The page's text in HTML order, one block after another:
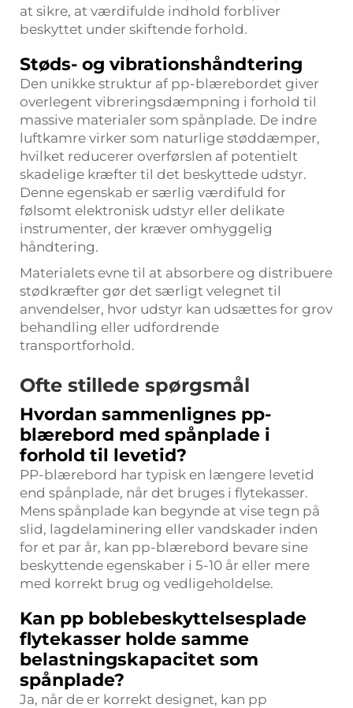
at sikre, at værdifulde indhold forbliver
beskyttet under skiftende forhold.
Støds- og vibrationshåndtering
Den unikke struktur af pp-blærebordet giver
overlegent vibreringsdæmpning i forhold til
massive materialer som spånplade. De indre
luftkamre virker som naturlige støddæmper,
hvilket reducerer overførslen af potentielt
skadelige kræfter til det beskyttede udstyr.
Denne egenskab er særlig værdifuld for
følsomt elektronisk udstyr eller delikate
instrumenter, der kræver omhyggelig
håndtering.
Materialets evne til at absorbere og distribuere
stødkræfter gør det særligt velegnet til
anvendelser, hvor udstyr kan udsættes for grov
behandling eller udfordrende
transportforhold.
Ofte stillede spørgsmål
Hvordan sammenlignes pp-
blærebord med spånplade i
forhold til levetid?
PP-blærebord har typisk en længere levetid
end spånplade, når det bruges i flytekasser.
Mens spånplade kan begynde at vise tegn på
slid, lagdelaminering eller vandskader inden
for et par år, kan pp-blærebord bevare sine
beskyttende egenskaber i 5-10 år eller mere
med korrekt brug og vedligeholdelse.
Kan pp boblebeskyttelsesplade
flytekasser holde samme
belastningskapacitet som
spånplade?
Ja, når de er korrekt designet, kan pp